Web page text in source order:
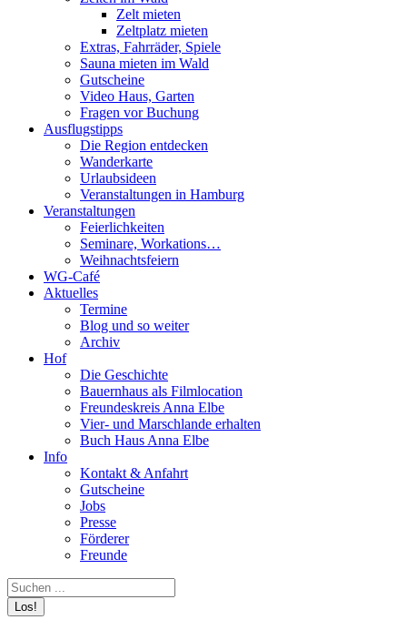
Zelt mieten
Zeltplatz mieten
Extras, Fahrräder, Spiele
Sauna mieten im Wald
Gutscheine
Video Haus, Garten
Fragen vor Buchung
Ausflugstipps
Die Region entdecken
Wanderkarte
Urlaubsideen
Veranstaltungen in Hamburg
Veranstaltungen
Feierlichkeiten
Seminare, Workations…
Weihnachtsfeiern
WG-Café
Aktuelles
Termine
Blog und so weiter
Archiv
Hof
Die Geschichte
Bauernhaus als Filmlocation
Freundeskreis Anna Elbe
Vier- und Marschlande erhalten
Buch Haus Anna Elbe
Info
Kontakt & Anfahrt
Gutscheine
Jobs
Presse
Förderer
Freunde
Search: